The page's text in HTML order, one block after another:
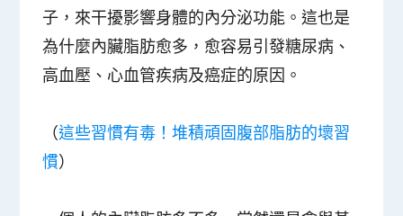
子，來干擾影響身體的內分泌功能。這也是
為什麼內臟脂肪愈多，愈容易引發糖尿病、
高血壓、心血管疾病及癌症的原因。
（這些習慣有毒！堆積頑固腹部脂肪的壞習
慣）